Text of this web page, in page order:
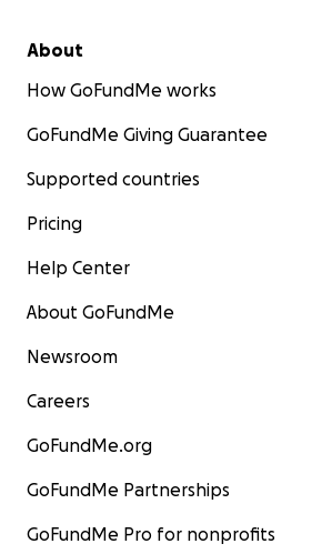
About
How GoFundMe works
GoFundMe Giving Guarantee
Supported countries
Pricing
Help Center
About GoFundMe
Newsroom
Careers
GoFundMe.org
GoFundMe Partnerships
GoFundMe Pro for nonprofits